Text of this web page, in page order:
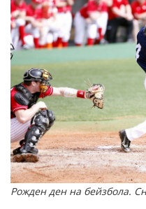
Рожден ден на бейзбола.